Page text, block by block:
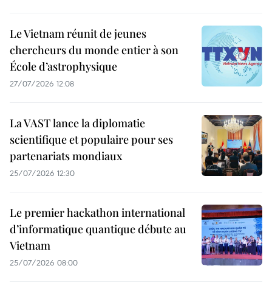
Le Vietnam réunit de jeunes
chercheurs du monde entier à son
École d’astrophysique
27/07/2026 12:08
La VAST lance la diplomatie
scientifique et populaire pour ses
partenariats mondiaux
25/07/2026 12:30
Le premier hackathon international
d’informatique quantique débute au
Vietnam
25/07/2026 08:00